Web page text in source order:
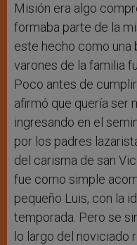
Misión era algo
formaba parte de la
este hecho como una
varones de la familia
Poco antes de
afirmó que quería ser
ingresando en el
por los padres
del carisma de san
fue como simple
pequeño Luis, con la
temporada. Pero se
lo largo del noviciado